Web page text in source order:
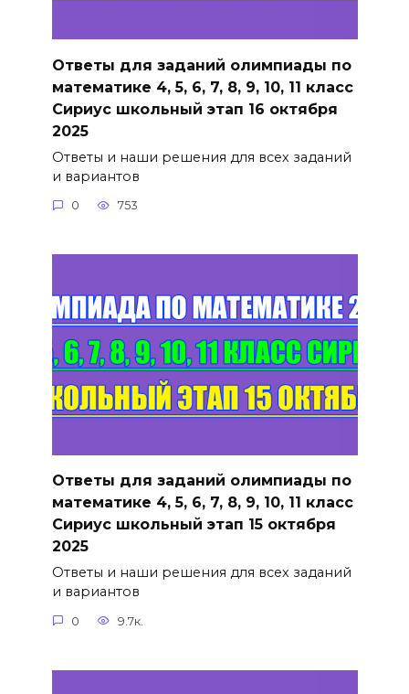
Ответы для заданий олимпиады по
математике 4, 5, 6, 7, 8, 9, 10, 11 класс
Сириус школьный этап 16 октября
2025
Ответы и наши решения для всех заданий
и вариантов
0 753
Ответы для заданий олимпиады по
математике 4, 5, 6, 7, 8, 9, 10, 11 класс
Сириус школьный этап 15 октября
2025
Ответы и наши решения для всех заданий
и вариантов
0 9.7к.